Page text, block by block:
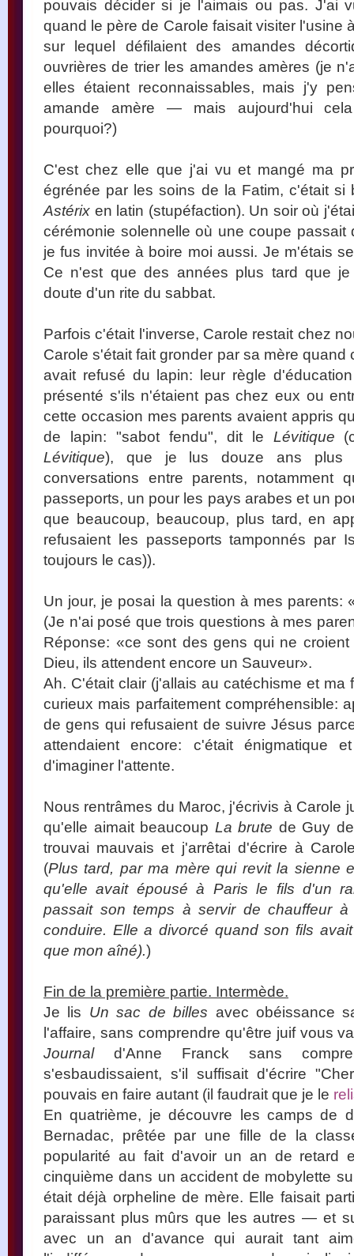
pouvais décider si je l'aimais ou pas. J'ai
quand le père de Carole faisait visiter l'usine
sur lequel défilaient des amandes
ouvrières de trier les amandes amères (je
elles étaient reconnaissables, mais j'y
amande amère — mais aujourd'hui
pourquoi?)
C'est chez elle que j'ai vu et mangé ma
égrénée par les soins de la Fatim, c'était si
Astérix en latin (stupéfaction). Un soir où
cérémonie solennelle où une coupe
je fus invitée à boire moi aussi. Je m'étais
Ce n'est que des années plus tard que
doute d'un rite du sabbat.
Parfois c'était l'inverse, Carole restait chez
Carole s'était fait gronder par sa mère
avait refusé du lapin: leur règle
présenté s'ils n'étaient pas chez eux ou
cette occasion mes parents avaient appris
de lapin: "sabot fendu", dit le Lévitique
Lévitique), que je lus douze ans plus
conversations entre parents, notamment
passeports, un pour les pays arabes et un
que beaucoup, beaucoup, plus tard, en
refusaient les passeports tamponnés par
toujours le cas)).
Un jour, je posai la question à mes parents:
(Je n'ai posé que trois questions à mes
Réponse: «ce sont des gens qui ne
Dieu, ils attendent encore un Sauveur».
Ah. C'était clair (j'allais au catéchisme et ma
curieux mais parfaitement compréhensible:
de gens qui refusaient de suivre Jésus
attendaient encore: c'était énigmatique
d'imaginer l'attente.
Nous rentrâmes du Maroc, j'écrivis à Carole
qu'elle aimait beaucoup La brute de Guy
trouvai mauvais et j'arrêtai d'écrire à
(Plus tard, par ma mère qui revit la sienne
qu'elle avait épousé à Paris le fils d'un
passait son temps à servir de chauffeur
conduire. Elle a divorcé quand son fils
que mon aîné).)
Fin de la première partie. Intermède.
Je lis Un sac de billes avec obéissance
l'affaire, sans comprendre qu'être juif vous
Journald'Anne Franck sans
s'esbaudissaient, s'il suffisait d'écrire
pouvais en faire autant (il faudrait que je le
En quatrième, je découvre les camps de
Bernadac, prêtée par une fille de la
popularité au fait d'avoir un an de retard
cinquième dans un accident de mobylette
était déjà orpheline de mère. Elle faisait
paraissant plus mûrs que les autres — et
avec un an d'avance qui aurait tant